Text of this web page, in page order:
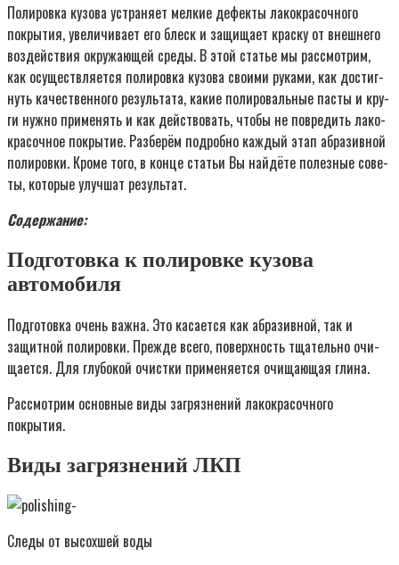
Поли­ров­ка кузо­ва устра­ня­ет мел­кие дефек­ты лако­кра­соч­но­го
покры­тия, уве­ли­чи­ва­ет его блеск и защи­ща­ет крас­ку от внеш­не­го
воз­дей­ствия окру­жа­ю­щей сре­ды. В этой ста­тье мы рас­смот­рим,
как осу­ществ­ля­ет­ся поли­ров­ка кузо­ва сво­и­ми рука­ми, как достиг­
нуть каче­ствен­но­го резуль­та­та, какие поли­ро­валь­ные пас­ты и кру­
ги нуж­но при­ме­нять и как дей­ство­вать, что­бы не повре­дить лако­
кра­соч­ное покры­тие. Раз­бе­рём подроб­но каж­дый этап абра­зив­ной
поли­ров­ки. Кро­ме того, в кон­це ста­тьи Вы най­дё­те полез­ные сове­
ты, кото­рые улуч­шат результат.
Содер­жа­ние:
Подготовка к полировке кузова
автомобиля
Под­го­тов­ка очень важ­на. Это каса­ет­ся как абра­зив­ной, так и
защит­ной поли­ров­ки. Преж­де все­го, поверх­ность тща­тель­но очи­
ща­ет­ся. Для глу­бо­кой очист­ки при­ме­ня­ет­ся очи­ща­ю­щая гли­на.
Рас­смот­рим основ­ные виды загряз­не­ний лако­кра­соч­но­го
покрытия.
Виды загрязнений ЛКП
Сле­ды от высох­шей воды